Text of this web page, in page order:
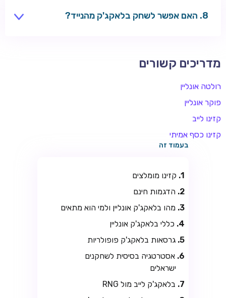
האם אפשר לשחק בלאקג'ק מהנייד?
מדריכים קשורים
רולטה אונליין
פוקר אונליין
קזינו לייב
קזינו כסף אמיתי
בעמוד זה
קזינו מומלצים
הדגמות חינם
מהו בלאקג'ק אונליין ולמי הוא מתאים
כללי בלאקג'ק אונליין
גרסאות בלאקג'ק פופולריות
אסטרטגיה בסיסית לשחקנים
ישראלים
בלאקג'ק לייב מול RNG